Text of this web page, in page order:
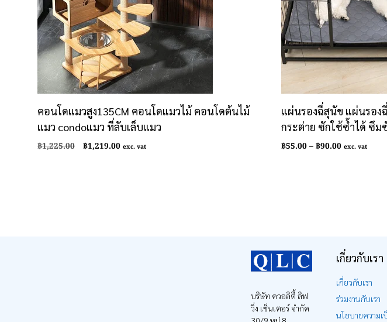
คอนโดแมวสูง135CM คอนโดแมวไม้ คอนโดต้นไม้
แมว condoแมว ที่ลับเล็บแมว
฿1,225.00
Original
฿1,219.00Current
exc. vat
แผ่นรองฉี่สุนัข แผ่นรองฉี่
กระต่าย ซักใช้ซ้ำได้ ซึ
฿55.00–฿90.00Price
exc. vat
บริษัท ควอลิตี้ ลิฟ
วิ่ง เซ็นเตอร์ จำกัด
เกี่ยวกับเรา
เกี่ยวกับเรา
ร่วมงานกับเรา
นโยบายความเ